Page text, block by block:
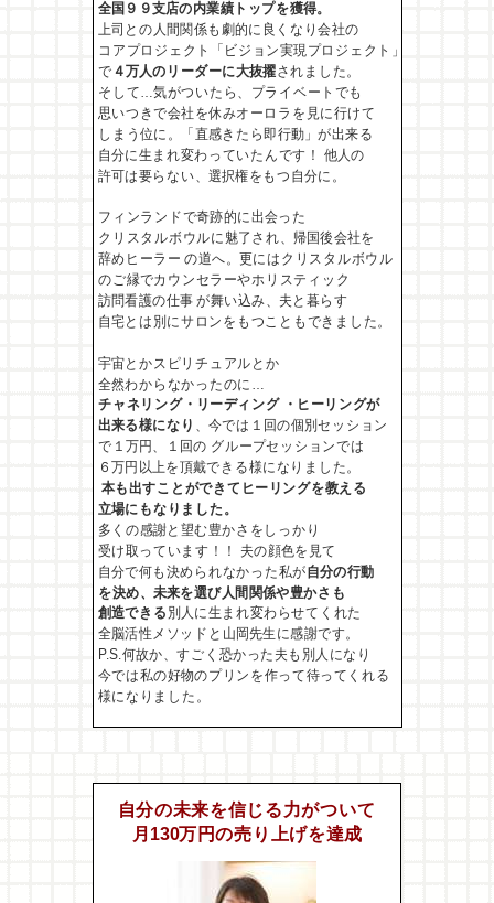
自分の未来を信じる力がついて
月130万円の売り上げを達成
全国９９支店の内業績トップを獲得。
上司との人間関係も劇的に良くなり会社の
コアプロジェクト「ビジョン実現プロジェクト」
で ４万人のリーダーに大抜擢されました。
そして…気がついたら、プライベートでも
思いつきで会社を休みオーロラを見に行けて
しまう位に。
「直感きたら即行動」が出来る
自分に生まれ変わっていたんです！ 他人の
許可は要らない、選択権をもつ自分に。
フィンランドで奇跡的に出会った
クリスタルボウルに 魅了され、帰国後会社を
辞めヒーラー の道へ。更には クリスタルボウル
のご縁でカウンセラーやホリスティック
訪問看護の仕事 が舞い込み、夫と暮らす
自宅とは別にサロンをもつこともできました。
宇宙とかスピリチュアルとか
全然わからなかったのに…
チャネリング・リーディング ・ヒーリングが
出来る様になり 、今では１回の個別セッション
で１万円、１回の グループセッションでは
６万円以上を頂戴できる様になりました。
本も出すことができてヒーリングを教える
立場にもなりました。
多くの感謝と望む豊かさをしっかり
受け取っています！！ 夫の顔色を見て
自分で何も決められなかった私が自分の行動
を決め、未来を選び人間関係や豊かさも
創造できる 別人に生まれ変わらせてくれた
全脳活性メソッドと山岡先生に感謝です。
P.S.何故か、すごく恐かった夫も別人になり
今では私の好物のプリンを作って待ってくれる
様になりました。